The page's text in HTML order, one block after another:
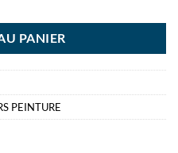
PANIER
PEINTURE